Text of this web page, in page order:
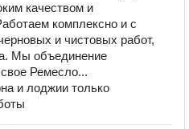
качеством и
комплексно и с
и чистовых работ,
Мы объединение
Ремесло...
и лоджии только